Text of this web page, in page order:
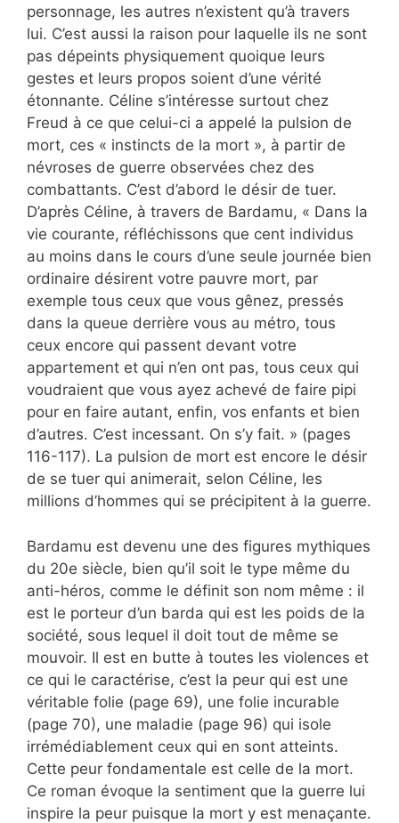
personnage, les autres n’existent qu’à travers
lui. C’est aussi la raison pour laquelle ils ne sont
pas dépeints physiquement quoique leurs
gestes et leurs propos soient d’une vérité
étonnante. Céline s’intéresse surtout chez
Freud à ce que celui-ci a appelé la pulsion de
mort, ces « instincts de la mort », à partir de
névroses de guerre observées chez des
combattants. C’est d’abord le désir de tuer.
D’après Céline, à travers de Bardamu, « Dans la
vie courante, réfléchissons que cent individus
au moins dans le cours d’une seule journée bien
ordinaire désirent votre pauvre mort, par
exemple tous ceux que vous gênez, pressés
dans la queue derrière vous au métro, tous
ceux encore qui passent devant votre
appartement et qui n’en ont pas, tous ceux qui
voudraient que vous ayez achevé de faire pipi
pour en faire autant, enfin, vos enfants et bien
d’autres. C’est incessant. On s’y fait. » (pages
116-117). La pulsion de mort est encore le désir
de se tuer qui animerait, selon Céline, les
millions d’hommes qui se précipitent à la guerre.
Bardamu est devenu une des figures mythiques
du 20e siècle, bien qu’il soit le type même du
anti-héros, comme le définit son nom même : il
est le porteur d’un barda qui est les poids de la
société, sous lequel il doit tout de même se
mouvoir. Il est en butte à toutes les violences et
ce qui le caractérise, c’est la peur qui est une
véritable folie (page 69), une folie incurable
(page 70), une maladie (page 96) qui isole
irrémédiablement ceux qui en sont atteints.
Cette peur fondamentale est celle de la mort.
Ce roman évoque la sentiment que la guerre lui
inspire la peur puisque la mort y est menaçante.